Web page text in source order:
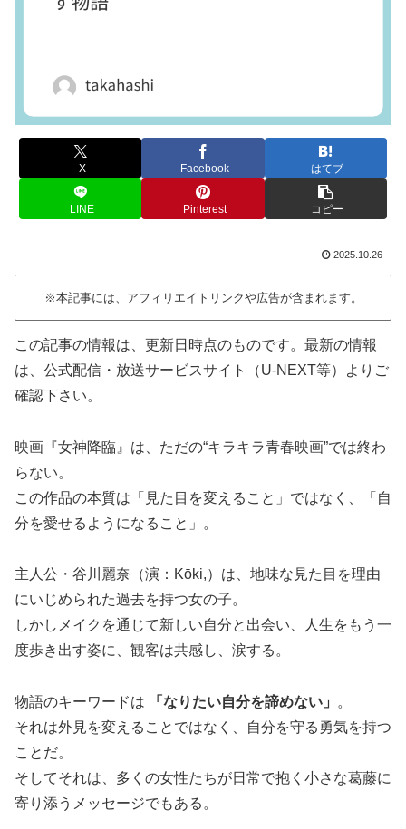
X Facebook はてブ
LINE Pinterest コピー
2025.10.26
※本記事には、アフィリエイトリンクや広告が含まれます。
この記事の情報は、更新日時点のものです。最新の情報
は、公式配信・放送サービスサイト（U-NEXT等）よりご
確認下さい。
映画『女神降臨』は、ただの“キラキラ青春映画”では終わ
らない。
この作品の本質は「見た目を変えること」ではなく、「自
分を愛せるようになること」。
主人公・谷川麗奈（演：Kōki,）は、地味な見た目を理由
にいじめられた過去を持つ女の子。
しかしメイクを通じて新しい自分と出会い、人生をもう一
度歩き出す姿に、観客は共感し、涙する。
物語のキーワードは 「なりたい自分を諦めない」
。
それは外見を変えることではなく、自分を守る勇気を持つ
ことだ。
そしてそれは、多くの女性たちが日常で抱く小さな葛藤に
寄り添うメッセージでもある。